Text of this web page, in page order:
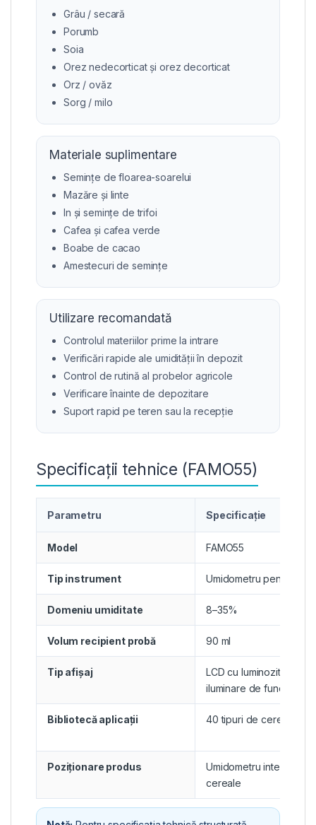
Grâu / secară
Porumb
Soia
Orez nedecorticat și orez decorticat
Orz / ovăz
Sorg / milo
Materiale suplimentare
Semințe de floarea-soarelui
Mazăre și linte
In și semințe de trifoi
Cafea și cafea verde
Boabe de cacao
Amestecuri de semințe
Utilizare recomandată
Controlul materiilor prime la intrare
Verificări rapide ale umidității în depozit
Control de rutină al probelor agricole
Verificare înainte de depozitare
Suport rapid pe teren sau la recepție
Specificații tehnice (FAMO55)
Parametru Specificație
Model FAMO55
Tip instrument Umidometru pentru
Domeniu umiditate 8–35%
Volum recipient probă 90 ml
Tip afișaj
LCD cu luminozitate
iluminare de fundal
Bibliotecă aplicații 40 tipuri de cereale
Poziționare produs
Umidometru inteligent
cereale